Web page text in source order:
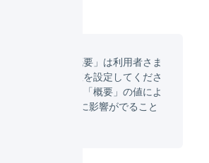
「アプリ名」と「概要」は利用者さま
側で管理しやすい値を設定してくださ
い。「アプリ名」と「概要」の値によ
ってAPI連携の利用に影響がでること